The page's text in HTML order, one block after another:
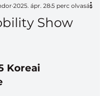
Show
2025. ápr. 28.5 perc olvasás
Koreai